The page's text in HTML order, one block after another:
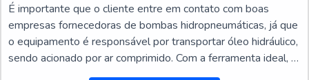
É importante que o cliente entre em contato com boas
empresas fornecedoras de bombas hidropneumáticas, já que
o equipamento é responsável por transportar óleo hidráulico,
sendo acionado por ar comprimido. Com a ferramenta ideal, é
possível obter resultados muito satisfatórios, mas depende